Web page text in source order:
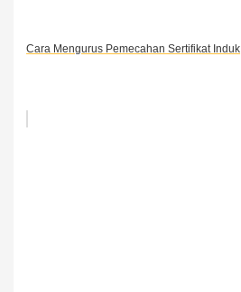
Cara Mengurus Pemecahan Sertifikat Induk